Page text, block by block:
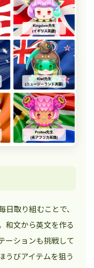
日取り組むことで、
和文から英文を作る
ーションも挑戦して
うびアイテムを狙う